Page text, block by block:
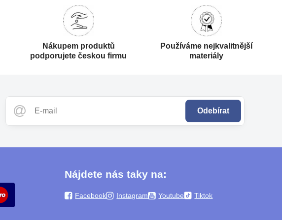
Nákupem produktů
podporujete českou firmu
Používáme nejkvalitnější
materiály
Odebírat
Nájdete nás taky na:
Facebook Instagram Youtube Tiktok